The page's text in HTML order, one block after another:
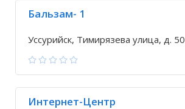
Бальзам- 1
Уссурийск, Тимирязева улица, д. 50
Интернет-Центр